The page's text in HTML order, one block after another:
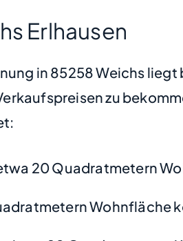
Erlhausen
in 85258 Weichs
zu
20 Quadratmetern
Wohnfläche